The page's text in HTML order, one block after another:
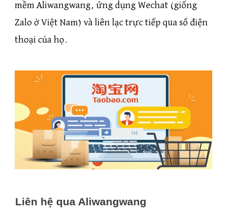
mềm Aliwangwang, ứng dụng Wechat (giống
Zalo ở Việt Nam) và liên lạc trực tiếp qua số điện
thoại của họ.
Liên hệ qua Aliwangwang